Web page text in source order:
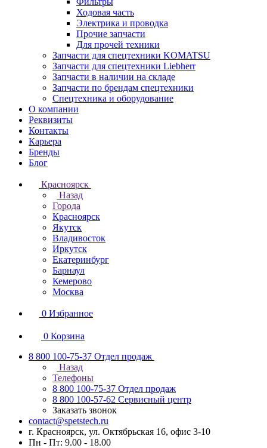
Ходовая часть
Электрика и проводка
Прочие запчасти
Для прочей техники
Запчасти для спецтехники KOMATSU
Запчасти для спецтехники Liebherr
Запчасти в наличии на складе
Запчасти по брендам спецтехники
Спецтехника и оборудование
О компании
Реквизиты
Контакты
Карьера
Бренды
Блог
Красноярск
Назад
Города
Красноярск
Якутск
Владивосток
Иркутск
Екатеринбург
Барнаул
Кемерово
Москва
0 Избранное
0 Корзина
8 800 100-75-37 Отдел продаж
Назад
Телефоны
8 800 100-75-37 Отдел продаж
8 800 100-57-62 Сервисный центр
Заказать звонок
contact@spetstech.ru
г. Красноярск, ул. Октябрьская 16, офис 3-10
Пн - Пт: 9.00 - 18.00